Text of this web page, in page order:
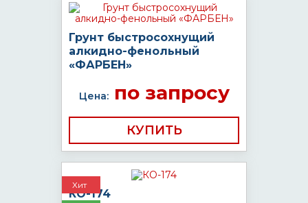
Грунт быстросохнущий
алкидно-фенольный
«ФАРБЕН»
Цена:по запросу
КУПИТЬ
Хит
КО-174